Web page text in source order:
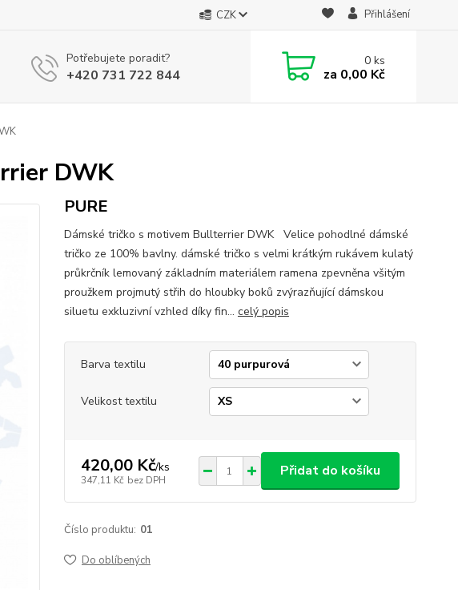
CZK Přihlášení
Potřebujete poradit?
+420 731 722 844
0ks
za 0,00 Kč
DWK
PURE
Dámské tričko s motivem Bullterrier DWK Velice pohodlné dámské
tričko ze 100% bavlny. dámské tričko s velmi krátkým rukávem kulatý
průkrčník lemovaný základním materiálem ramena zpevněna všitým
proužkem projmutý střih do hloubky boků zvýrazňující dámskou
siluetu exkluzivní vzhled díky fin... celý popis
Barva textilu
Velikost textilu
420,00 Kč/ks
347,11 Kč bez DPH
Přidat do košíku
Číslo produktu: 01
Do oblíbených